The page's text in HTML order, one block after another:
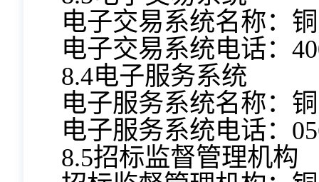
电子交易系统名称：
电子交易系统电话：
8.4电子服务系统
电子服务系统名称：
电子服务系统电话：
8.5招标监督管理机构